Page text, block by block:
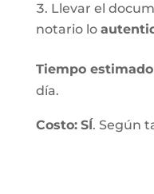
Llevar el
notario lo
Tiempo
día.
Costo: SÍ. Según